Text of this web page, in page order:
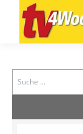
Search